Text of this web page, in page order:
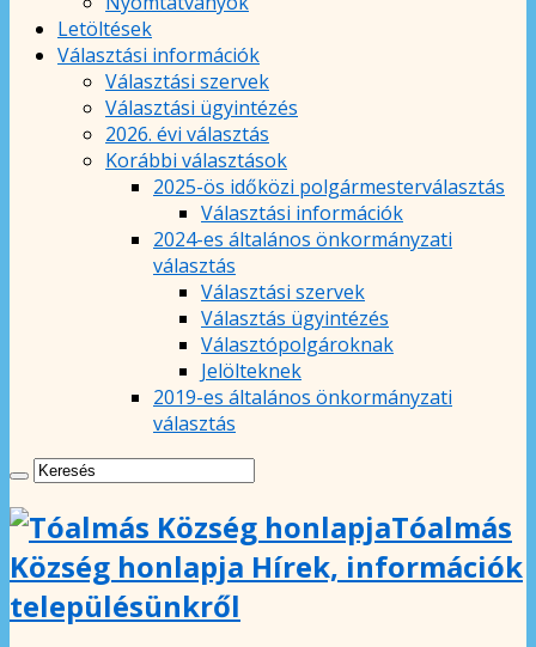
Letöltések
Választási információk
Választási szervek
Választási ügyintézés
2026. évi választás
Korábbi választások
2025-ös időközi polgármesterválasztás
Választási információk
2024-es általános önkormányzati
választás
Választási szervek
Választás ügyintézés
Választópolgároknak
Jelölteknek
2019-es általános önkormányzati
választás
Tóalmás
Község honlapja Hírek, információk
településünkről